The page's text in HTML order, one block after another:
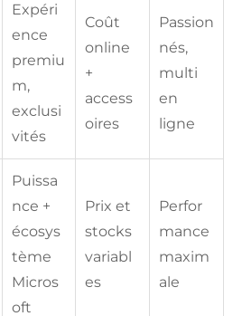
Expéri
ence
premiu
m,
exclusi
vités
Coût
online
+
access
oires
Passion
nés,
multi
en
ligne
Puissa
nce +
écosys
tème
Micros
oft
Prix et
stocks
variabl
es
Perfor
mance
maxim
ale